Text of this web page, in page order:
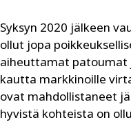
Syksyn 2020 jälkeen
ollut jopa
aiheuttamat patoumat
kautta markkinoille
ovat mahdollistaneet
hyvistä kohteista on